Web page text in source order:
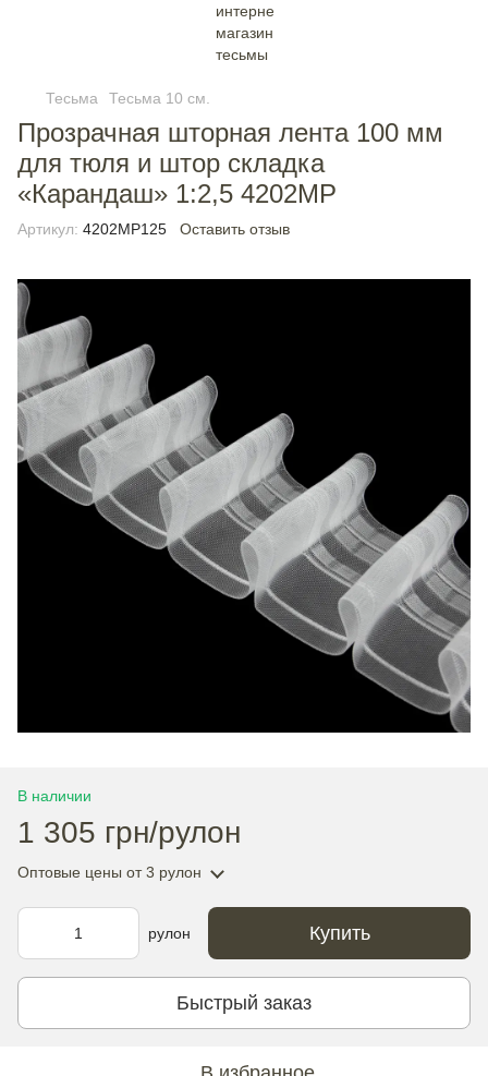
Тесьма Тесьма 10 см.
Прозрачная шторная лента 100 мм
для тюля и штор складка
«Карандаш» 1:2,5 4202MP
Артикул: 4202MP125 Оставить отзыв
В наличии
1 305 грн/рулон
Оптовые цены от 3 рулон
рулон Купить
Быстрый заказ